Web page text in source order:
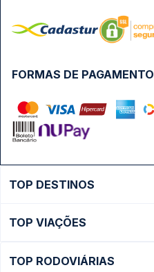
FORMAS DE PAGAMENTO
TOP DESTINOS
Ônibus São Paulo
TOP VIAÇÕES
TOP RODOVIÁRIAS